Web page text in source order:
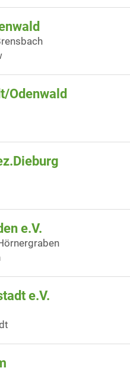
Odenwald
e.V.
e.V.